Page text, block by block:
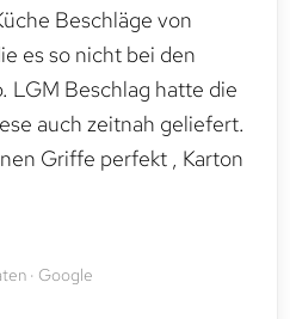
Beschläge von
es so nicht bei den
LGM Beschlag hatte die
auch zeitnah geliefert.
Griffe perfekt , Karton
· Google